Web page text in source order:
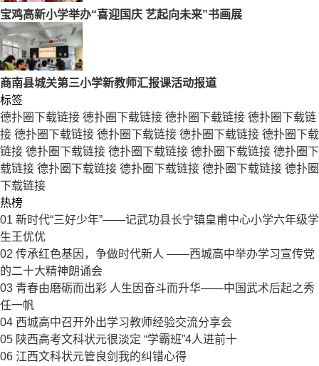
宝鸡高新小学举办“喜迎国庆 艺起向未来”书画展
商南县城关第三小学新教师汇报课活动报道
标签
德扑圈下载链接 德扑圈下载链接 德扑圈下载链接 德扑圈下载链
接 德扑圈下载链接 德扑圈下载链接 德扑圈下载链接 德扑圈下载
链接 德扑圈下载链接 德扑圈下载链接 德扑圈下载链接 德扑圈下
载链接 德扑圈下载链接 德扑圈下载链接 德扑圈下载链接 德扑圈
下载链接
热榜
01 新时代“三好少年”——记武功县长宁镇皇甫中心小学六年级学
生王优优
02 传承红色基因，争做时代新人 ——西城高中举办学习宣传党
的二十大精神朗诵会
03 青春由磨砺而出彩 人生因奋斗而升华——中国武术后起之秀
任一帆
04 西城高中召开外出学习教师经验交流分享会
05 陕西高考文科状元很淡定 “学霸班”4人进前十
06 江西文科状元管良剑我的纠错心得